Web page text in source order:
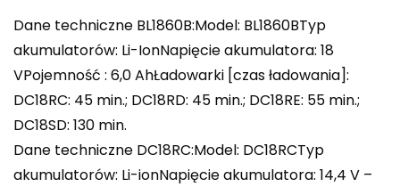
Dane techniczne BL1860B:Model: BL1860BTyp
akumulatorów: Li-IonNapięcie akumulatora: 18
VPojemność : 6,0 AhŁadowarki [czas ładowania]:
DC18RC: 45 min.; DC18RD: 45 min.; DC18RE: 55 min.;
DC18SD: 130 min.
Dane techniczne DC18RC:Model: DC18RCTyp
akumulatorów: Li-ionNapięcie akumulatora: 14,4 V –